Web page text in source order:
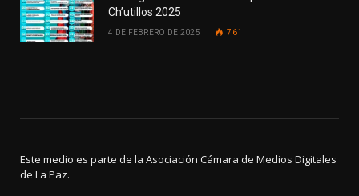
Ch’utillos 2025
4 DE FEBRERO DE 2025 761
Este medio es parte de la Asociación Cámara de Medios Digitales
de La Paz.